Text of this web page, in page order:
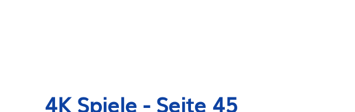
4K Spiele - Seite 45